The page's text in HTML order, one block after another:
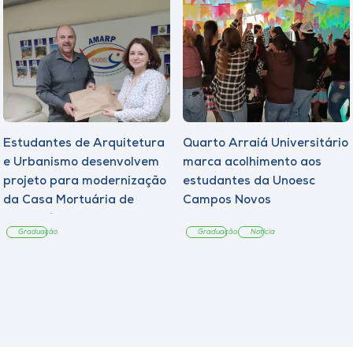
Estudantes de Arquitetura
e Urbanismo desenvolvem
projeto para modernização
da Casa Mortuária de
Graduação
Quarto Arraiá Universitário
marca acolhimento aos
estudantes da Unoesc
Campos Novos
Graduação Notícia